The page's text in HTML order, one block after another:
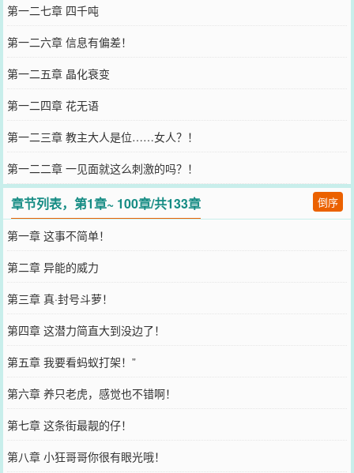
第一二七章 四千吨
第一二六章 信息有偏差！
第一二五章 晶化衰变
第一二四章 花无语
第一二三章 教主大人是位……女人？！
第一二二章 一见面就这么刺激的吗？！
章节列表，第1章~ 100章/共133章 倒序
第一章 这事不简单！
第二章 异能的威力
第三章 真·封号斗萝！
第四章 这潜力简直大到没边了！
第五章 我要看蚂蚁打架！”
第六章 养只老虎，感觉也不错啊！
第七章 这条街最靓的仔！
第八章 小狂哥哥你很有眼光哦！